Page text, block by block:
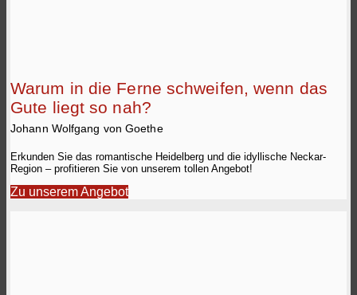
Warum in die Ferne schweifen, wenn das
Gute liegt so nah?
Johann Wolfgang von Goethe
Erkunden Sie das romantische Heidelberg und die idyllische Neckar-
Region – profitieren Sie von unserem tollen Angebot!
Zu unserem Angebot